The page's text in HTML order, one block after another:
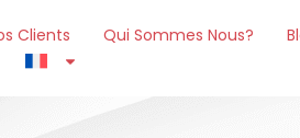
Clients Qui Sommes Nous?